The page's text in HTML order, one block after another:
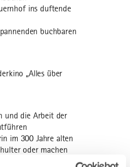
ins duftende
buchbaren
„Alles über
und die Arbeit der
im 300 Jahre alten
oder machen
Programmen